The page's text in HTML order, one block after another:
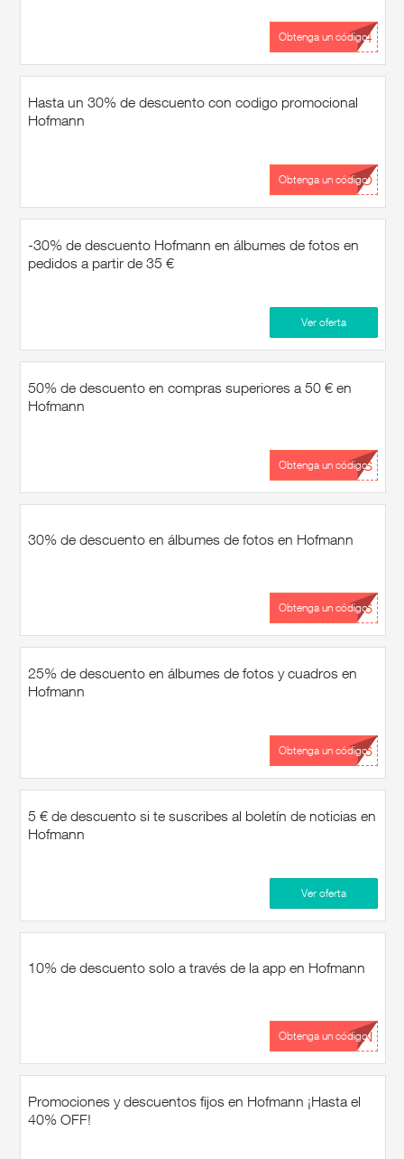
...24
Obtenga un código
Hasta un 30% de descuento con codigo promocional
Hofmann
...NO
Obtenga un código
-30% de descuento Hofmann en álbumes de fotos en
pedidos a partir de 35 €
Ver oferta
50% de descuento en compras superiores a 50 € en
Hofmann
...ES
Obtenga un código
30% de descuento en álbumes de fotos en Hofmann
...26
Obtenga un código
25% de descuento en álbumes de fotos y cuadros en
Hofmann
...26
Obtenga un código
5 € de descuento si te suscribes al boletín de noticias en
Hofmann
Ver oferta
10% de descuento solo a través de la app en Hofmann
...ON
Obtenga un código
Promociones y descuentos fijos en Hofmann ¡Hasta el
40% OFF!